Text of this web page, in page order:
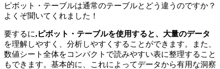
ピボット・テーブルは通常のテーブルとどう違うのですか？
よくぞ聞いてくれました！
要するに,ピボット・テーブルを使用すると、大量のデータ
を理解しやすく、分析しやすくすることができます。また、
数値シート全体をコンパクトで読みやすい表に整理すること
もできます。基本的に、これによってデータから有用な洞察